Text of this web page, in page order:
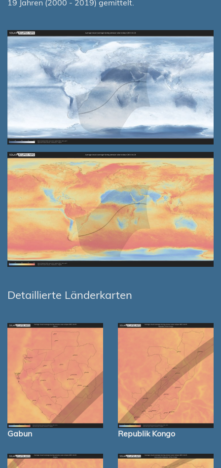
19 Jahren (2000 - 2019) gemittelt.
Detaillierte Länderkarten
Gabun Republik Kongo